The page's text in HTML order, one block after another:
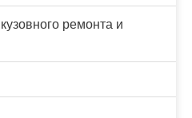
ремонта и